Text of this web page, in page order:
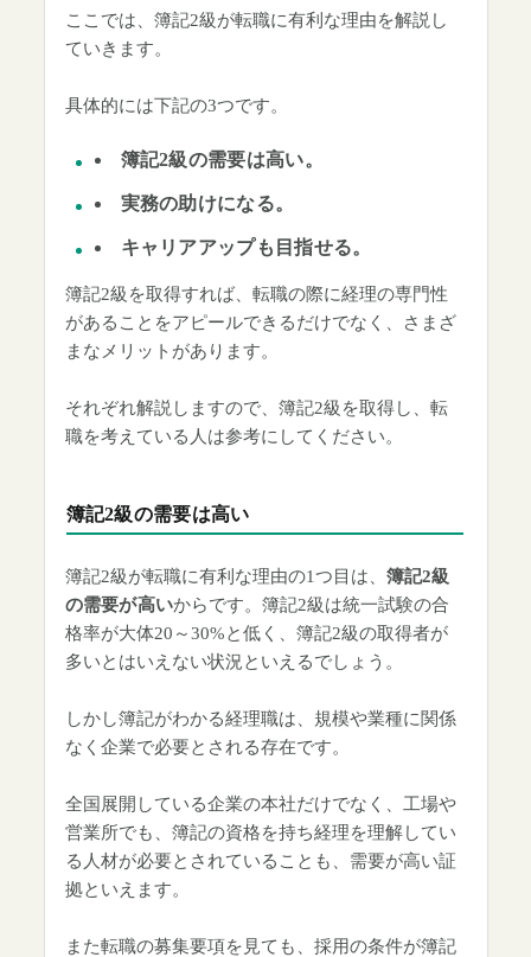
ここでは、簿記2級が転職に有利な理由を解説し
ていきます。
具体的には下記の3つです。
簿記2級の需要は高い。
実務の助けになる。
キャリアアップも目指せる。
簿記2級を取得すれば、転職の際に経理の専門性
があることをアピールできるだけでなく、さまざ
まなメリットがあります。
それぞれ解説しますので、簿記2級を取得し、転
職を考えている人は参考にしてください。
簿記2級の需要は高い
簿記2級が転職に有利な理由の1つ目は、 簿記2級
の需要が高いからです。簿記2級は統一試験の合
格率が大体20～30%と低く、簿記2級の取得者が
多いとはいえない状況といえるでしょう。
しかし簿記がわかる経理職は、規模や業種に関係
なく企業で必要とされる存在です。
全国展開している企業の本社だけでなく、工場や
営業所でも、簿記の資格を持ち経理を理解してい
る人材が必要とされていることも、需要が高い証
拠といえます。
また転職の募集要項を見ても、採用の条件が簿記